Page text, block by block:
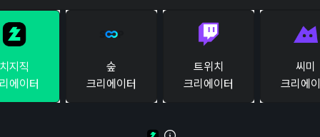
치지직
에이터
숲
크리에이터
트위치
크리에이터
씨미
크리에